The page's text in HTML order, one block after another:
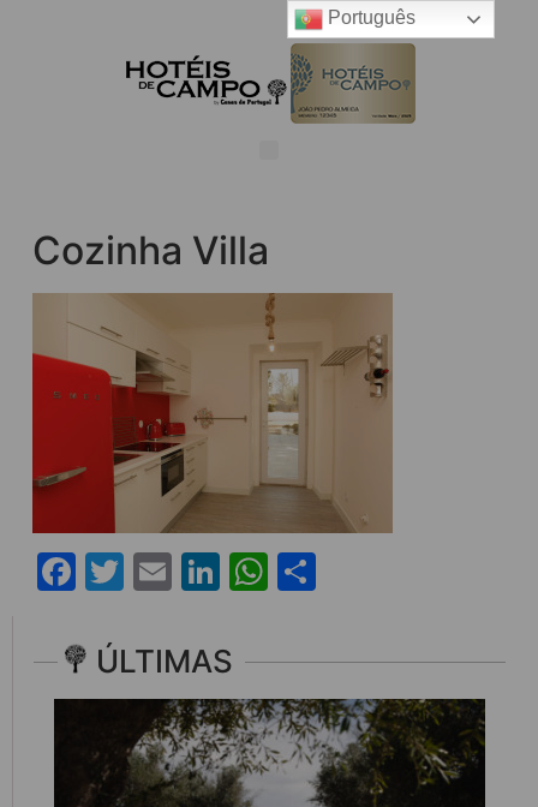
Cozinha Villa
Facebook
Twitter
EmailLinkedIn
WhatsApp
ÚLTIMAS
Português